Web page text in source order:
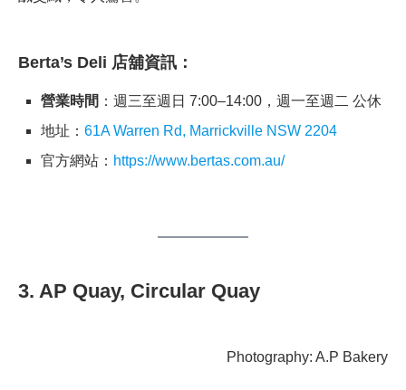
Berta’s Deli 店舖資訊：
營業時間 ：週三至週日 7:00–14:00，週一至週二 公休
地址： 61A Warren Rd, Marrickville NSW 2204
官方網站： https://www.bertas.com.au/
3. AP Quay, Circular Quay
Photography: A.P Bakery